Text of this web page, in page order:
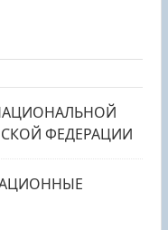
ФЕДЕРАЦИИ